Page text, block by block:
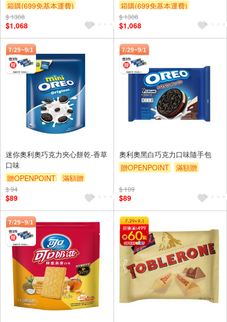
箱購(699免基本運費)
贈OPENPOINT
$ 1308
$1,068
箱購(699免基本運費)
贈OPENPOINT
$ 1308
$1,068
迷你奧利奧巧克力夾心餅乾-香草
口味
贈OPENPOINT
滿額贈
滿額9折
$ 94
$89
奧利奧黑白巧克力口味隨手包
贈OPENPOINT
滿額贈
$ 109
$89